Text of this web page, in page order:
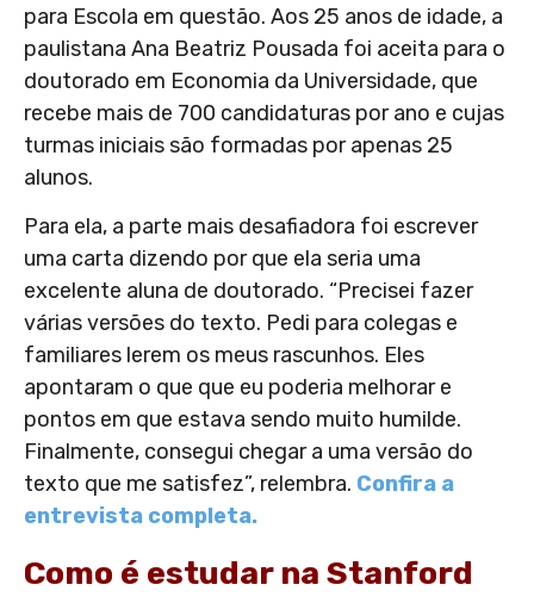
para Escola em questão. Aos 25 anos de idade, a
paulistana Ana Beatriz Pousada foi aceita para o
doutorado em Economia da Universidade, que
recebe mais de 700 candidaturas por ano e cujas
turmas iniciais são formadas por apenas 25
alunos.
Para ela, a parte mais desafiadora foi escrever
uma carta dizendo por que ela seria uma
excelente aluna de doutorado. “Precisei fazer
várias versões do texto. Pedi para colegas e
familiares lerem os meus rascunhos. Eles
apontaram o que que eu poderia melhorar e
pontos em que estava sendo muito humilde.
Finalmente, consegui chegar a uma versão do
texto que me satisfez”, relembra. Confira a
entrevista completa.
Como é estudar na Stanford